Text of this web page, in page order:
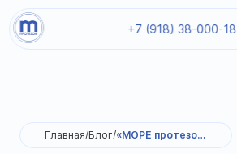
+7 (918) 38-000-18
Главная/Блог/ «МОРЕ протезов» стало информационным партнёром Международного турнира по футболу ампутантов в Новороссийске